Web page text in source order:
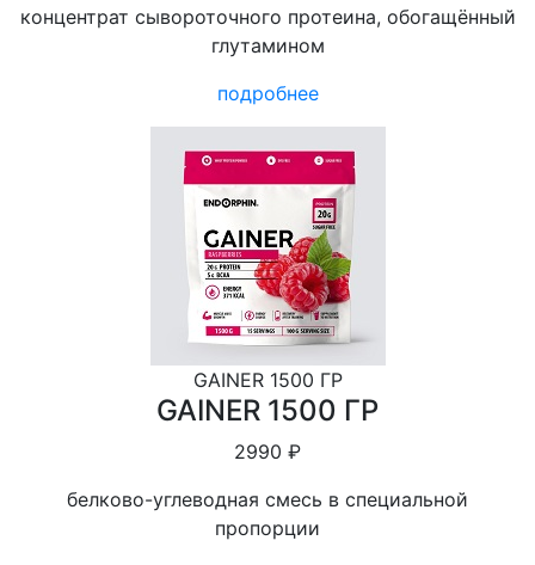
концентрат сывороточного протеина, обогащённый
глутамином
подробнее
GAINER 1500 ГР
GAINER 1500 ГР
2990 ₽
белково-углеводная смесь в специальной
пропорции